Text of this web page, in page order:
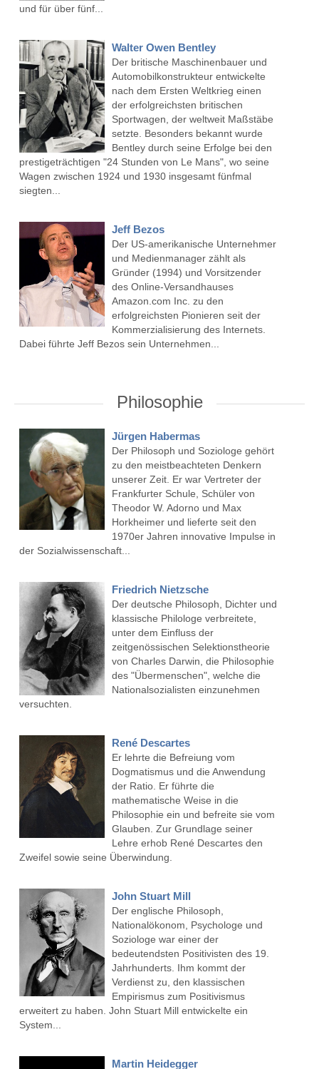
und für über fünf...
Walter Owen Bentley
Der britische Maschinenbauer und
Automobilkonstrukteur entwickelte
nach dem Ersten Weltkrieg einen
der erfolgreichsten britischen
Sportwagen, der weltweit Maßstäbe
setzte. Besonders bekannt wurde
Bentley durch seine Erfolge bei den
prestigeträchtigen "24 Stunden von Le Mans", wo seine
Wagen zwischen 1924 und 1930 insgesamt fünfmal
siegten...
Jeff Bezos
Der US-amerikanische Unternehmer
und Medienmanager zählt als
Gründer (1994) und Vorsitzender
des Online-Versandhauses
Amazon.com Inc. zu den
erfolgreichsten Pionieren seit der
Kommerzialisierung des Internets.
Dabei führte Jeff Bezos sein Unternehmen...
Philosophie
Jürgen Habermas
Der Philosoph und Soziologe gehört
zu den meistbeachteten Denkern
unserer Zeit. Er war Vertreter der
Frankfurter Schule, Schüler von
Theodor W. Adorno und Max
Horkheimer und lieferte seit den
1970er Jahren innovative Impulse in
der Sozialwissenschaft...
Friedrich Nietzsche
Der deutsche Philosoph, Dichter und
klassische Philologe verbreitete,
unter dem Einfluss der
zeitgenössischen Selektionstheorie
von Charles Darwin, die Philosophie
des "Übermenschen", welche die
Nationalsozialisten einzunehmen
versuchten.
René Descartes
Er lehrte die Befreiung vom
Dogmatismus und die Anwendung
der Ratio. Er führte die
mathematische Weise in die
Philosophie ein und befreite sie vom
Glauben. Zur Grundlage seiner
Lehre erhob René Descartes den
Zweifel sowie seine Überwindung.
John Stuart Mill
Der englische Philosoph,
Nationalökonom, Psychologe und
Soziologe war einer der
bedeutendsten Positivisten des 19.
Jahrhunderts. Ihm kommt der
Verdienst zu, den klassischen
Empirismus zum Positivismus
erweitert zu haben. John Stuart Mill entwickelte ein
System...
Martin Heidegger